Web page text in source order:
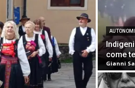
come
Gianni